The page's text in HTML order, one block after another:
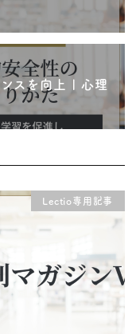
スを向上 | 心理
Lectio専用記事